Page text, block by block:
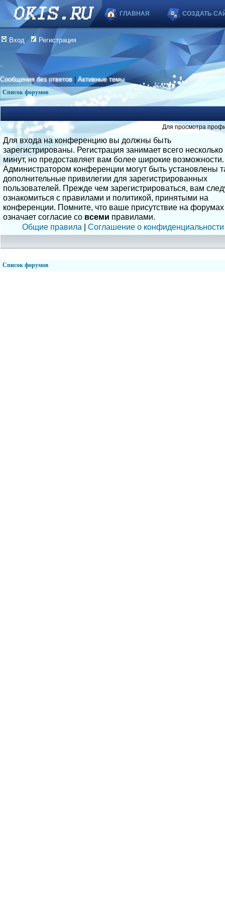
ГЛАВНАЯ СОЗДАТЬ
Вход Регистрация
Сообщения без ответов |Активные темы
Список форумов
Для просмотра
Для входа на конференцию вы должны быть
зарегистрированы. Регистрация занимает всего несколько
минут, но предоставляет вам более широкие возможности.
Администратором конференции могут быть установлены
дополнительные привилегии для зарегистрированных
пользователей. Прежде чем зарегистрироваться, вам
ознакомиться с правилами и политикой, принятыми на
конференции. Помните, что ваше присутствие на форумах
означает согласие со всеми правилами.
Общие правила | Соглашение о конфиденциальности
Список форумов